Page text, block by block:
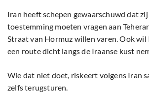
Iran heeft schepen gewaarschuwd dat
toestemming moeten vragen aan
Straat van Hormuz willen varen. Ook wil
een route dicht langs de Iraanse kust
Wie dat niet doet, riskeert volgens Iran
zelfs terugsturen.